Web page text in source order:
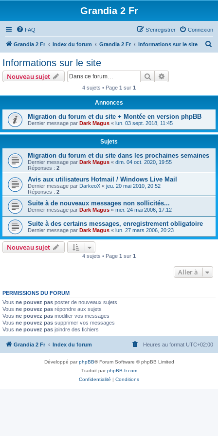
Grandia 2 Fr
FAQ Connexion
S’enregistrer
Grandia 2 Fr Index du forum Grandia 2 Fr Informations sur le site
e
r
Informations sur le site
Nouveau sujet Rechercher
4 sujets • Page 1 sur 1
Annonces
Migration du forum et du site + Montée en version phpBB
Dernier message par Dark Magus « lun. 03 sept. 2018, 11:45
Sujets
Migration du forum et du site dans les prochaines semaines
Dernier message par Dark Magus « dim. 04 oct. 2020, 19:55
Réponses : 2
Avis aux utilisateurs Hotmail / Windows Live Mail
Dernier message par DarkeoX « jeu. 20 mai 2010, 20:52
Réponses : 2
Suite à de nouveaux messages non sollicités...
Dernier message par Dark Magus « mer. 24 mai 2006, 17:12
Suite à des certains messages, enregistrement obligatoire
Dernier message par Dark Magus « lun. 27 mars 2006, 20:23
Nouveau sujet
4 sujets • Page 1 sur 1
Aller à
PERMISSIONS DU FORUM
Vous ne pouvez pas poster de nouveaux sujets
Vous ne pouvez pas répondre aux sujets
Vous ne pouvez pas modifier vos messages
Vous ne pouvez pas supprimer vos messages
Vous ne pouvez pas joindre des fichiers
Grandia 2 Fr Index du forum Heures au format UTC+02:00
Développé parphpBB® Forum Software © phpBB Limited
Traduit parphpBB-fr.com
Confidentialité | Conditions